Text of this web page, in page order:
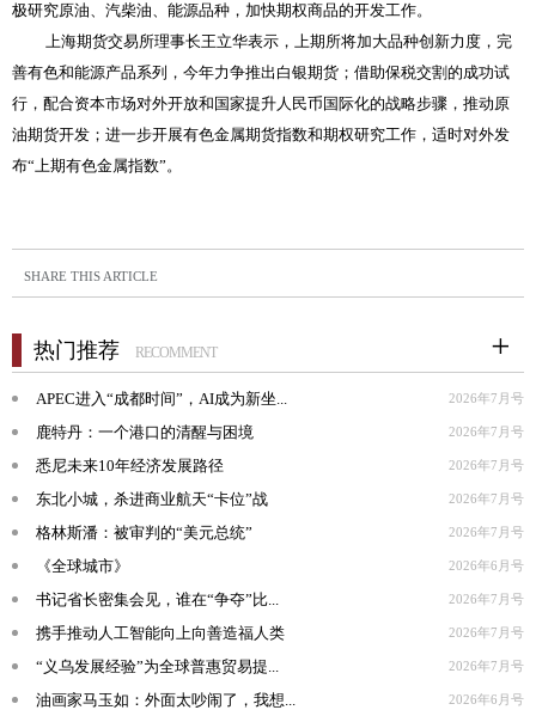
极研究原油、汽柴油、能源品种，加快期权商品的开发工作。
上海期货交易所理事长王立华表示，上期所将加大品种创新力度，完
善有色和能源产品系列，今年力争推出白银期货；借助保税交割的成功试
行，配合资本市场对外开放和国家提升人民币国际化的战略步骤，推动原
油期货开发；进一步开展有色金属期货指数和期权研究工作，适时对外发
布“上期有色金属指数”。
SHARE THIS ARTICLE
热门推荐 RECOMMENT
APEC进入“成都时间”，AI成为新坐... 2026年7月号
鹿特丹：一个港口的清醒与困境 2026年7月号
悉尼未来10年经济发展路径 2026年7月号
东北小城，杀进商业航天“卡位”战 2026年7月号
格林斯潘：被审判的“美元总统” 2026年7月号
《全球城市》 2026年6月号
书记省长密集会见，谁在“争夺”比... 2026年7月号
携手推动人工智能向上向善造福人类 2026年7月号
“义乌发展经验”为全球普惠贸易提... 2026年7月号
油画家马玉如：外面太吵闹了，我想... 2026年6月号